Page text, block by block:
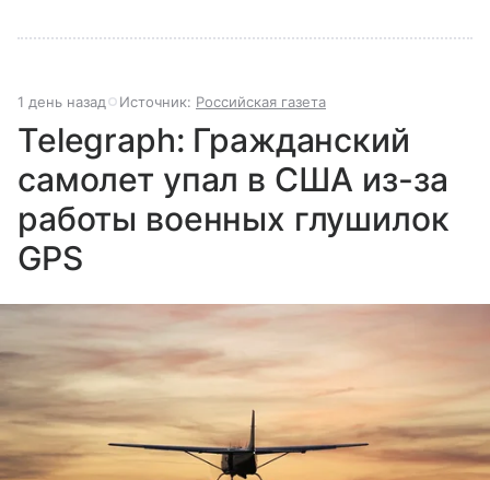
1 день назад Источник: Российская газета
Telegraph: Гражданский
самолет упал в США из-за
работы военных глушилок
GPS